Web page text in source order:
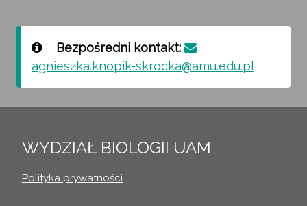
Bezpośredni kontakt:
agnieszka.knopik-skrocka@amu.edu.pl
WYDZIAŁ BIOLOGII UAM
Polityka prywatności